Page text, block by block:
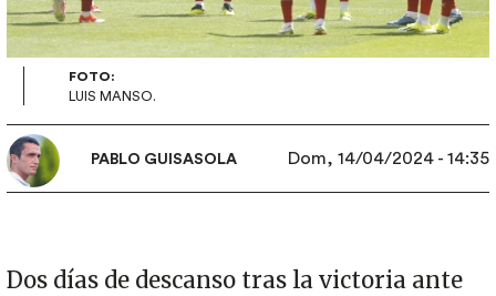
FOTO:
LUIS MANSO.
PABLO GUISASOLA Dom, 14/04/2024 - 14:35
Dos días de descanso tras la victoria ante